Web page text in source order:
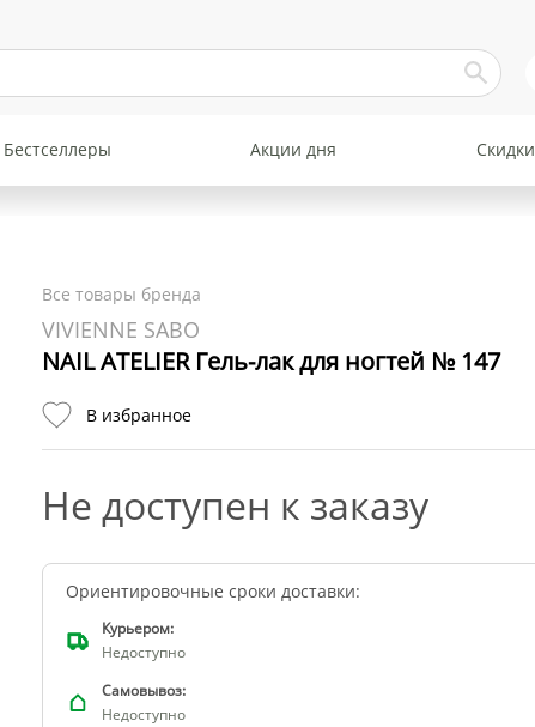
Бестселлеры Акции дня Скидки
Все товары бренда
VIVIENNE SABO
NAIL ATELIER Гель-лак для ногтей № 147
В избранное
Не доступен к заказу
Ориентировочные сроки доставки:
Курьером:
Недоступно
Самовывоз:
Недоступно